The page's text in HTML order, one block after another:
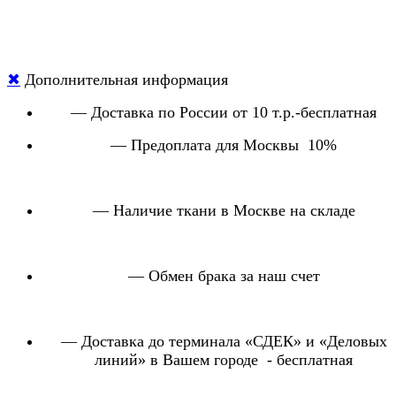
✖ Дополнительная информация
— Доставка по России от 10 т.р.-бесплатная
— Предоплата для Москвы 10%
— Наличие ткани в Москве на складе
— Обмен брака за наш счет
— Доставка до терминала «СДЕК» и «Деловых
линий» в Вашем городе - бесплатная